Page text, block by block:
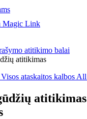
Magic Link
atitikimo balai
atitikimas
Visos ataskaitos kalbos All
atitikimas